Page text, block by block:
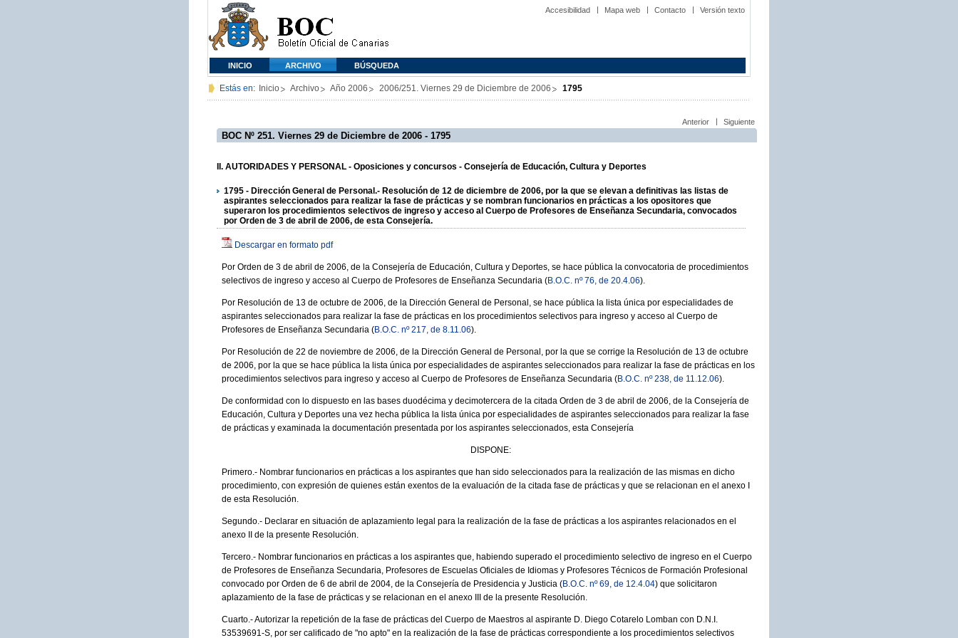
Accesibilidad Mapa web Contacto Versión texto
INICIO ARCHIVO BÚSQUEDA
Estás en: Inicio Archivo Año 2006 2006/251. Viernes 29 de Diciembre de 2006 1795
Anterior Siguiente
BOC Nº 251. Viernes 29 de Diciembre de 2006 - 1795
II. AUTORIDADES Y PERSONAL - Oposiciones y concursos - Consejería de Educación, Cultura y Deportes
1795 - Dirección General de Personal.- Resolución de 12 de diciembre de 2006, por la que se elevan a definitivas las listas de
aspirantes seleccionados para realizar la fase de prácticas y se nombran funcionarios en prácticas a los opositores que
superaron los procedimientos selectivos de ingreso y acceso al Cuerpo de Profesores de Enseñanza Secundaria, convocados
por Orden de 3 de abril de 2006, de esta Consejería.
Descargar en formato pdf
Por Orden de 3 de abril de 2006, de la Consejería de Educación, Cultura y Deportes, se hace pública la convocatoria de procedimientos
selectivos de ingreso y acceso al Cuerpo de Profesores de Enseñanza Secundaria (B.O.C. nº 76, de 20.4.06).
Por Resolución de 13 de octubre de 2006, de la Dirección General de Personal, se hace pública la lista única por especialidades de
aspirantes seleccionados para realizar la fase de prácticas en los procedimientos selectivos para ingreso y acceso al Cuerpo de
Profesores de Enseñanza Secundaria (B.O.C. nº 217, de 8.11.06).
Por Resolución de 22 de noviembre de 2006, de la Dirección General de Personal, por la que se corrige la Resolución de 13 de octubre
de 2006, por la que se hace pública la lista única por especialidades de aspirantes seleccionados para realizar la fase de prácticas en los
procedimientos selectivos para ingreso y acceso al Cuerpo de Profesores de Enseñanza Secundaria (B.O.C. nº 238, de 11.12.06).
De conformidad con lo dispuesto en las bases duodécima y decimotercera de la citada Orden de 3 de abril de 2006, de la Consejería de
Educación, Cultura y Deportes una vez hecha pública la lista única por especialidades de aspirantes seleccionados para realizar la fase
de prácticas y examinada la documentación presentada por los aspirantes seleccionados, esta Consejería
DISPONE:
Primero.- Nombrar funcionarios en prácticas a los aspirantes que han sido seleccionados para la realización de las mismas en dicho
procedimiento, con expresión de quienes están exentos de la evaluación de la citada fase de prácticas y que se relacionan en el anexo I
de esta Resolución.
Segundo.- Declarar en situación de aplazamiento legal para la realización de la fase de prácticas a los aspirantes relacionados en el
anexo II de la presente Resolución.
Tercero.- Nombrar funcionarios en prácticas a los aspirantes que, habiendo superado el procedimiento selectivo de ingreso en el Cuerpo
de Profesores de Enseñanza Secundaria, Profesores de Escuelas Oficiales de Idiomas y Profesores Técnicos de Formación Profesional
convocado por Orden de 6 de abril de 2004, de la Consejería de Presidencia y Justicia (B.O.C. nº 69, de 12.4.04) que solicitaron
aplazamiento de la fase de prácticas y se relacionan en el anexo III de la presente Resolución.
Cuarto.- Autorizar la repetición de la fase de prácticas del Cuerpo de Maestros al aspirante D. Diego Cotarelo Lomban con D.N.I.
53539691-S, por ser calificado de "no apto" en la realización de la fase de prácticas correspondiente a los procedimientos selectivos